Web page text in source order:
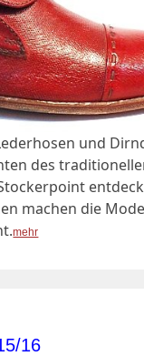
und
des
machen die
mehr
16